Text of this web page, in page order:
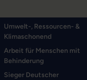
Umwelt-, Ressourcen- &
Klimaschonend
Arbeit für Menschen mit
Behinderung
Sieger Deutscher